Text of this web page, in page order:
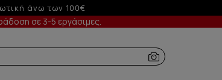
σε περίοδο εκπτώσεων
σε 3-5 εργάσιμες.